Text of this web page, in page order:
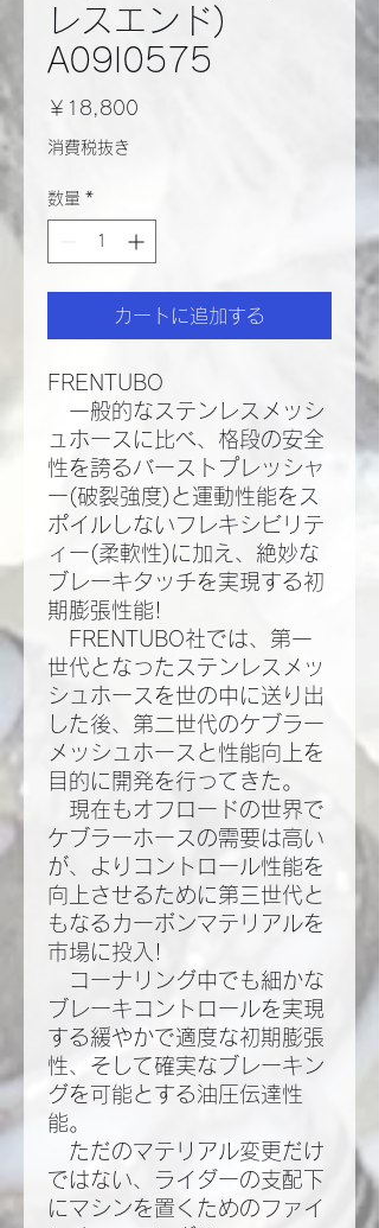
レスエンド)
A09I0575
￥18,800
消費税抜き
数量 *
カートに追加する
FRENTUBO
一般的なステンレスメッシ
ュホースに比べ、格段の安全
性を誇るバーストプレッシャ
ー(破裂強度)と運動性能をス
ポイルしないフレキシビリテ
ィー(柔軟性)に加え、絶妙な
ブレーキタッチを実現する初
期膨張性能!​
FRENTUBO社では、第一
世代となったステンレスメッ
シュホースを世の中に送り出
した後、第二世代のケブラー
メッシュホースと性能向上を
目的に開発を行ってきた。​
現在もオフロードの世界で
ケブラーホースの需要は高い
が、よりコントロール性能を
向上させるために第三世代と
もなるカーボンマテリアルを
市場に投入!​
コーナリング中でも細かな
ブレーキコントロールを実現
する緩やかで適度な初期膨張
性、そして確実なブレーキン
グを可能とする油圧伝達性
能。​
ただのマテリアル変更だけ
ではない、ライダーの支配下
にマシンを置くためのファイ